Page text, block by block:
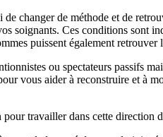
de changer de méthode et de
soignants. Ces conditions sont
puissent également retrouver
ou spectateurs passifs
vous aider à reconstruire et à
travailler dans cette direction